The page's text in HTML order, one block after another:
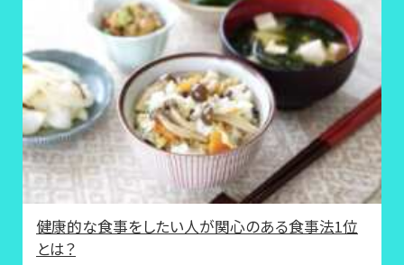
健康的な食事をしたい人が関心のある食事法1位
とは？